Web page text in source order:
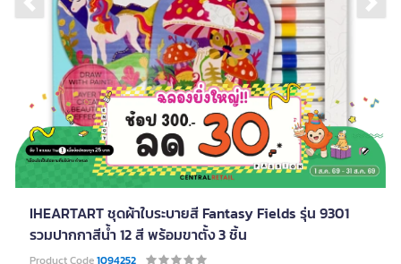
Previous slide
IHEARTART ชุดผ้าใบระบายสี Fantasy Fields รุ่น 9301
รวมปากกาสีน้ำ 12 สี พร้อมขาตั้ง 3 ชิ้น
Product Code1094252